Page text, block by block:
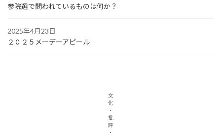
参院選で問われているものは何か？
2025年4月23日
２０２５メーデーアピール
文
化
・
批
評
・